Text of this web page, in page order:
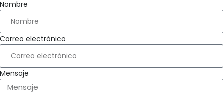
Nombre
Correo electrónico
Mensaje